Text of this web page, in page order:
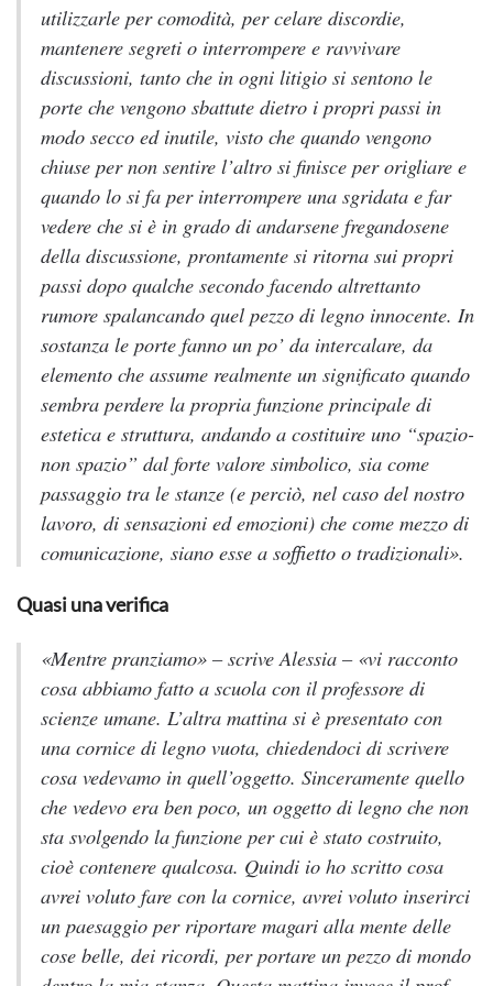
utilizzarle per comodità, per celare discordie,
mantenere segreti o interrompere e ravvivare
discussioni, tanto che in ogni litigio si sentono le
porte che vengono sbattute dietro i propri passi in
modo secco ed inutile, visto che quando vengono
chiuse per non sentire l’altro si finisce per origliare e
quando lo si fa per interrompere una sgridata e far
vedere che si è in grado di andarsene fregandosene
della discussione, prontamente si ritorna sui propri
passi dopo qualche secondo facendo altrettanto
rumore spalancando quel pezzo di legno innocente. In
sostanza le porte fanno un po’ da intercalare, da
elemento che assume realmente un significato quando
sembra perdere la propria funzione principale di
estetica e struttura, andando a costituire uno “spazio-
non spazio” dal forte valore simbolico, sia come
passaggio tra le stanze (e perciò, nel caso del nostro
lavoro, di sensazioni ed emozioni) che come mezzo di
comunicazione, siano esse a soffietto o tradizionali».
Quasi una verifica
«Mentre pranziamo» – scrive Alessia – «vi racconto
cosa abbiamo fatto a scuola con il professore di
scienze umane. L’altra mattina si è presentato con
una cornice di legno vuota, chiedendoci di scrivere
cosa vedevamo in quell’oggetto. Sinceramente quello
che vedevo era ben poco, un oggetto di legno che non
sta svolgendo la funzione per cui è stato costruito,
cioè contenere qualcosa. Quindi io ho scritto cosa
avrei voluto fare con la cornice, avrei voluto inserirci
un paesaggio per riportare magari alla mente delle
cose belle, dei ricordi, per portare un pezzo di mondo